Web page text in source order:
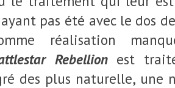
pas été avec le dos
réalisation
Rebellionest
des plus naturelle, une